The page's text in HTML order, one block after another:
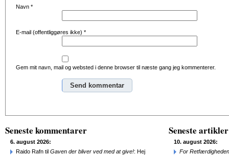
Navn *
E-mail (offentliggøres ikke) *
Gem mit navn, mail og websted i denne browser til næste gang jeg kommenterer.
Seneste kommentarer
6. august 2026:
Raido Rafn til Gaven der bliver ved med at give!: Hej
Seneste artikler
10. august 2026:
For